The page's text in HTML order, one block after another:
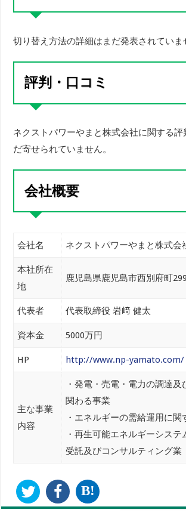
切り替え方法の詳細はまだ発表されていま
評判・口コミ
ネクストパワーやまと株式会社に関する評
だ寄せられていません。
会社概要
会社名 ネクストパワーやまと株式会
本社所在
地
鹿児島県鹿児島市西別府町
代表者 代表取締役 岩﨑 健太
資本金 5000万円
HP http://www.np-yamato.com/
主な事業
内容
・発電・売電・電力の調達及
関わる事業
・エネルギーの需給運用に関
・再生可能エネルギーシステ
受託及びコンサルティング業
B!